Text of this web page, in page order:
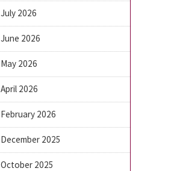
July 2026
June 2026
May 2026
April 2026
February 2026
December 2025
October 2025